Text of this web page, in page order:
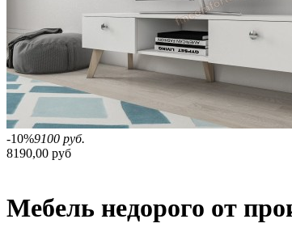
-10%9100 руб.
8190,00 руб
Мебель недорого от